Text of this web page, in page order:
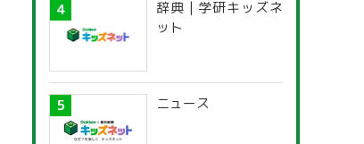
辞典 | 学研キッズネ
ット
ニュース